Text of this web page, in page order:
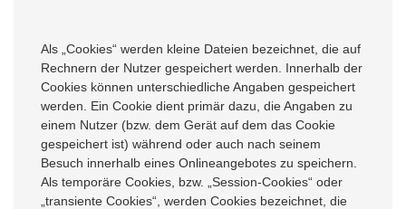
Als „Cookies“ werden kleine Dateien bezeichnet, die auf
Rechnern der Nutzer gespeichert werden. Innerhalb der
Cookies können unterschiedliche Angaben gespeichert
werden. Ein Cookie dient primär dazu, die Angaben zu
einem Nutzer (bzw. dem Gerät auf dem das Cookie
gespeichert ist) während oder auch nach seinem
Besuch innerhalb eines Onlineangebotes zu speichern.
Als temporäre Cookies, bzw. „Session-Cookies“ oder
„transiente Cookies“, werden Cookies bezeichnet, die